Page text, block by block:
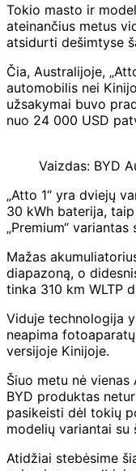
Tokio masto ir
ateinančius metus
atsidurti dešimtyse
Čia, Australijoje,
automobilis nei
užsakymai buvo
nuo 24 000 USD
Vaizdas: BYD
„Atto 1“ yra dviejų
30 kWh baterija,
„Premium“
Mažas
diapazoną, o
tinka 310 km WLTP
Viduje technologija
neapima
versijoje Kinijoje.
Šiuo metu nė
BYD produktas
pasikeisti dėl tokių
modelių variantai su
Atidžiai stebėsime